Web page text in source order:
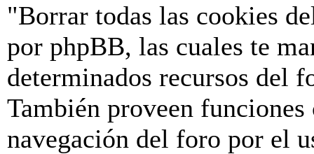
"Borrar todas las cookies
por phpBB, las cuales te
determinados recursos del
También proveen
navegación del foro por el